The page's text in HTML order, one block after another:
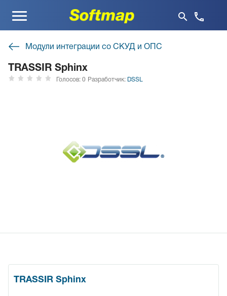
Меню
Модули интеграции со СКУД и ОПС
TRASSIR Sphinx
Голосов: 0 Разработчик: DSSL
TRASSIR Sphinx